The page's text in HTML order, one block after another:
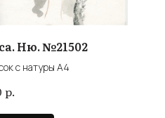
Ню. №21502
с натуры А4
р.